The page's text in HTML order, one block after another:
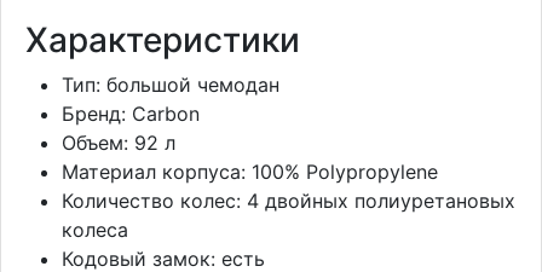
Характеристики
Тип: большой чемодан
Бренд: Carbon
Объем: 92 л
Материал корпуса: 100% Polypropylene
Количество колес: 4 двойных полиуретановых
колеса
Кодовый замок: есть